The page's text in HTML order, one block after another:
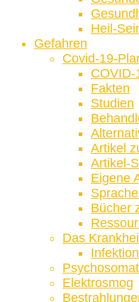
Heil-
Gefahren
Covid-19-
Fakten
Studien
Artikel
Artikel-
Eigene
Bücher
Das
Elektrosmog